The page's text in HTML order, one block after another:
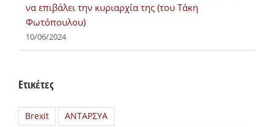
να επιβάλει την κυριαρχία της (του Τάκη
Φωτόπουλου)
10/06/2024
Ετικέτες
Brexit
ΑΝΤΑΡΣΥΑ